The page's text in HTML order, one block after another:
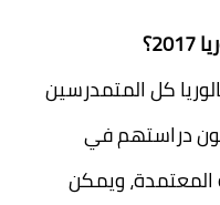
كل المتمدرسين
دراستهم في
ويمكن